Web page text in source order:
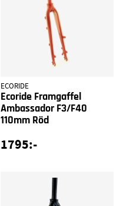
ECORIDE
Ecoride Framgaffel
Ambassador F3/F40
110mm Röd
1795:-